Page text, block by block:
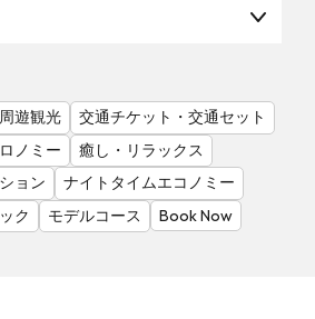
遊観光
交通チケット・交通セット
ノミー
癒し・リラックス
ョン
ナイトタイムエコノミー
ク モデルコース Book Now